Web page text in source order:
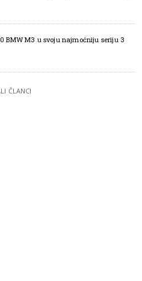
BMW M3 u svoju najmoćniju seriju 3
ČLANCI